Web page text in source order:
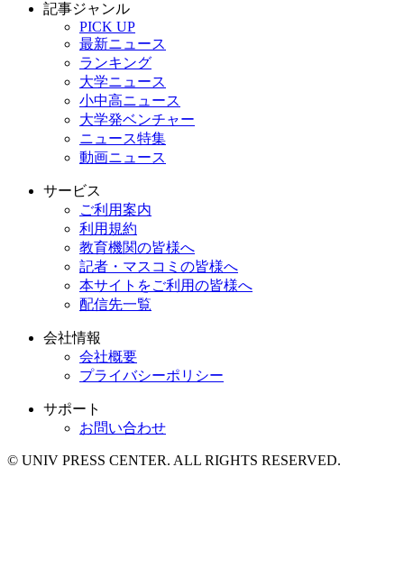
記事ジャンル
PICK UP
最新ニュース
ランキング
大学ニュース
小中高ニュース
大学発ベンチャー
ニュース特集
動画ニュース
サービス
ご利用案内
利用規約
教育機関の皆様へ
記者・マスコミの皆様へ
本サイトをご利用の皆様へ
配信先一覧
会社情報
会社概要
プライバシーポリシー
サポート
お問い合わせ
© UNIV PRESS CENTER. ALL RIGHTS RESERVED.